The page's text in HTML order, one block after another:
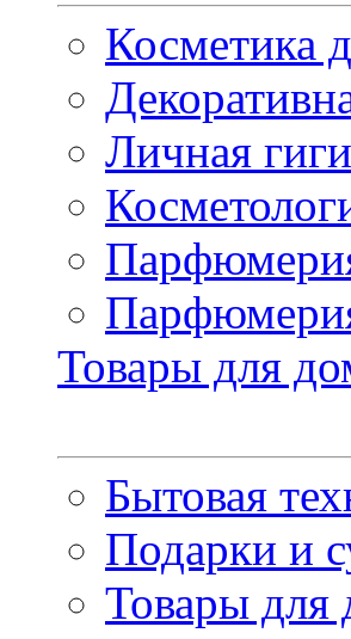
Косметика
Личная
Товары для
Бытовая
Подарки и
Товары для